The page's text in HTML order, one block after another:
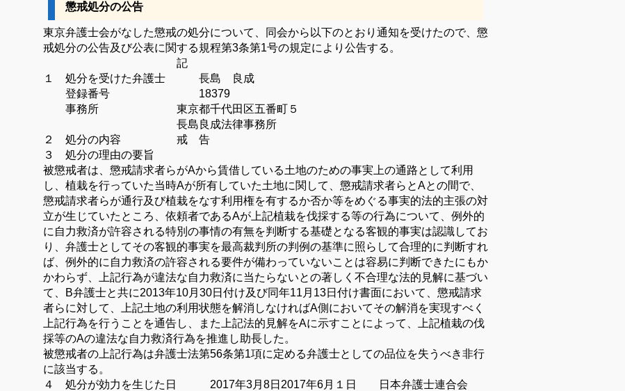
懲戒処分の公告
東京弁護士会がなした懲戒の処分について、同会から以下のとおり通知を受けたので、懲
戒処分の公告及び公表に関する規程第3条第1号の規定により公告する。
記
１ 処分を受けた弁護士 長島 良成
登録番号 18379
事務所 東京都千代田区五番町５
長島良成法律事務所
２ 処分の内容 戒 告
３ 処分の理由の要旨
被懲戒者は、懲戒請求者らがAから賃借している土地のための事実上の通路として利用
し、植栽を行っていた当時Aが所有していた土地に関して、懲戒請求者らとAとの間で、
懲戒請求者らが通行及び植栽をなす利用権を有するか否か等をめぐる事実的法的主張の対
立が生じていたところ、依頼者であるAが上記植栽を伐採する等の行為について、例外的
に自力救済が許容される特別の事情の有無を判断する基礎となる客観的事実は認識してお
り、弁護士としてその客観的事実を最高裁判所の判例の基準に照らして合理的に判断すれ
ば、例外的に自力救済の許容される要件が備わっていないことは容易に判断できたにもか
かわらず、上記行為が違法な自力救済に当たらないとの著しく不合理な法的見解に基づい
て、B弁護士と共に2013年10月30日付け及び同年11月13日付け書面において、懲戒請求
者らに対して、上記土地の利用状態を解消しなければA側においてその解消を実現すべく
上記行為を行うことを通告し、また上記法的見解をAに示すことによって、上記植栽の伐
採等のAの違法な自力救済行為を推進し助長した。
被懲戒者の上記行為は弁護士法第56条第1項に定める弁護士としての品位を失うべき非行
に該当する。
４ 処分が効力を生じた日 2017年3月8日 2017年6月１日 日本弁護士連合会